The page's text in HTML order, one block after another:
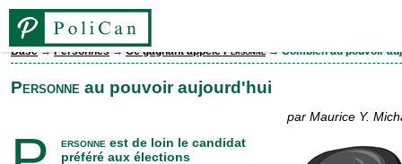
Base→Personnes→Ce gagnant appeléPersonne→ Combien au pouvoir
Personne au pouvoir aujourd'hui
par Maurice Y.
ersonne est de loin le candidat
préféré aux élections